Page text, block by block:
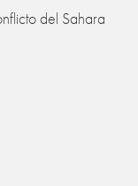
del Sahara